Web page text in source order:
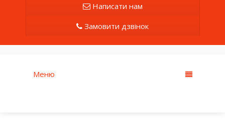
Написати нам
Замовити дзвінок
Меню